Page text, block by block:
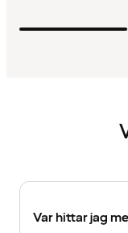
Var hittar jag